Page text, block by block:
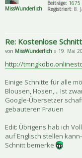
MissWunderlich
Beiträge: 1675
Registriert: 8.
Re: Kostenlose
von MissWunderlich » 19. Mai
http://
Einige Schnitte für alle
Blousen, Hosen,... Ist
Google-Übersetzer
gebauteren Frauen
Edit: Übrigens hab ich
auf Englisch stellen
Schnitt bemerke